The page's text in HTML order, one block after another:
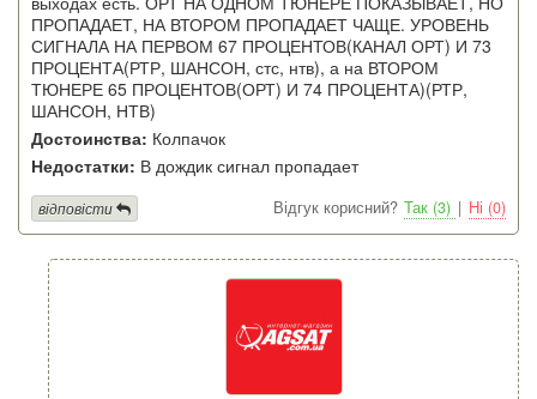
ПРОПАДАЕТ, НА ВТОРОМ ПРОПАДАЕТ ЧАЩЕ. УРОВЕНЬ
СИГНАЛА НА ПЕРВОМ 67 ПРОЦЕНТОВ(КАНАЛ ОРТ) И 73
ПРОЦЕНТА(РТР, ШАНСОН, стс, нтв), а на ВТОРОМ
ТЮНЕРЕ 65 ПРОЦЕНТОВ(ОРТ) И 74 ПРОЦЕНТА)(РТР,
ШАНСОН, НТВ)
Достоинства: Колпачок
Недостатки: В дождик сигнал пропадает
Відгук корисний? Так (3) | Ні (0)
відповісти